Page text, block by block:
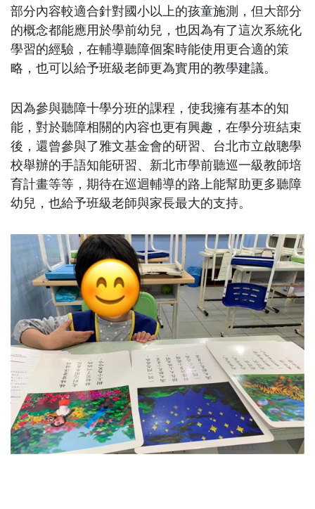
部分內容較適合針對國小以上的孩童施測，但大部分
的概念都能應用於學前幼兒，也因為有了這次系統化
學習的經驗，在輔導聽障個案時能使用更合適的策
略，也可以給予班級老師更為實用的教學建議。
因為參與聽障十學分班的課程，使我擁有基本的知
能，對於聽障相關的內容也更有興趣，在學分班結束
後，還曾參與了雅文基金會的研習、台北市立啟聰學
校舉辦的手語知能研習、新北市學前聽巡一級教師培
育計畫等等，期待在巡迴輔導的路上能幫助更多聽障
幼兒，也給予班級老師與家長最大的支持。